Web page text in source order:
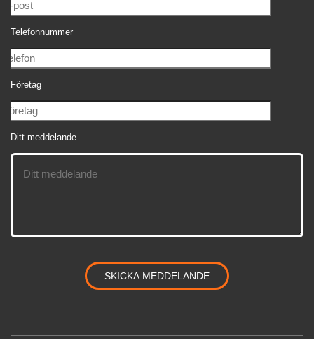
Telefonnummer
Företag
Ditt meddelande